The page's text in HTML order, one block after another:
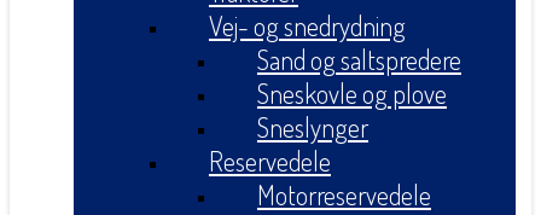
Vej- og snedrydning
Sand og saltspredere
Sneskovle og plove
Sneslynger
Reservedele
Motorreservedele